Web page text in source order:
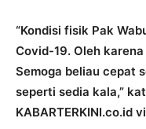
“Kondisi fisik Pak
Covid-19. Oleh
Semoga beliau cepat
seperti sedia kala,”
KABARTERKINI.co.id